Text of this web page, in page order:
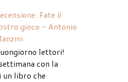
Fate il
gioco - Antonio
lettori!
con la
un libro che